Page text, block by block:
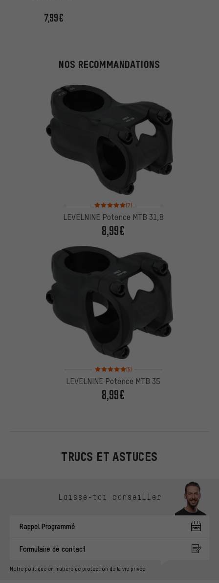
7,99€
NOS RECOMMANDATIONS
Note moyenne : 5 sur 5 d'après 7 avis
(7)
LEVELNINE Potence MTB 31,8
8,99€
Note moyenne : 5 sur 5 d'après 5 avis
(5)
LEVELNINE Potence MTB 35
8,99€
TRUCS ET ASTUCES
Laisse-toi conseiller
Rappel Programmé
Formulaire de contact
Notre politique en matière de protection de la vie privée